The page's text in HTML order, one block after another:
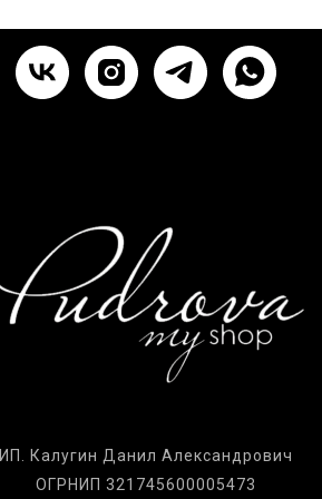
ИП. Калугин Данил Александрович
ОГРНИП 321745600005473